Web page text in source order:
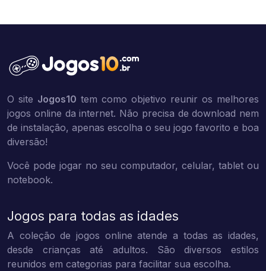
O site Jogos10 tem como objetivo reunir os melhores
jogos online da internet. Não precisa de download nem
de instalação, apenas escolha o seu jogo favorito e boa
diversão!
Você pode jogar no seu computador, celular, tablet ou
notebook.
Jogos para todas as idades
A coleção de jogos online atende a todas as idades,
desde crianças até adultos. São diversos estilos
reunidos em categorias para facilitar sua escolha.